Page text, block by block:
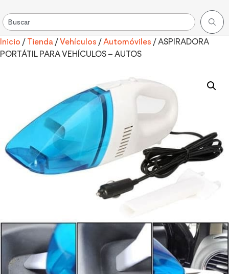
Inicio / Tienda /Vehículos /Automóviles / ASPIRADORA
PORTÁTIL PARA VEHÍCULOS – AUTOS